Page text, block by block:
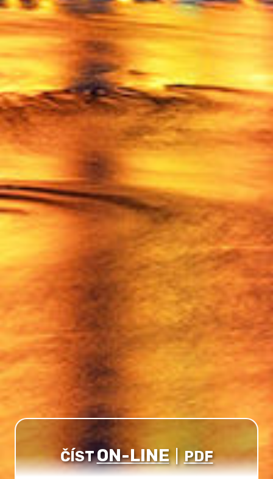
ČÍSTON-LINE | PDF